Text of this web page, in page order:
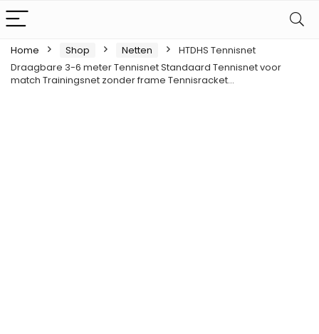
Home Shop Netten
HTDHS Tennisnet
Draagbare 3-6 meter Tennisnet Standaard Tennisnet voor
match Trainingsnet zonder frame Tennisracket…